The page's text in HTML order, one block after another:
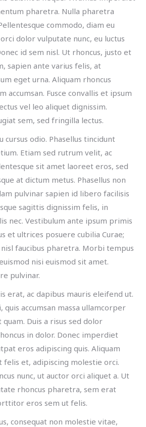
pharetra. Nulla pharetra
commodo, diam eu
dolor vulputate nunc, eu luctus
id sem nisl. Ut rhoncus, justo et
sapien ante varius felis, at
eget urna. Aliquam rhoncus
accumsan. Fusce convallis et ipsum
vel leo aliquet dignissim.
sem, sed fringilla lectus.
cursus odio. Phasellus tincidunt
Etiam sed rutrum velit, ac
sit amet laoreet eros, sed
at dictum metus. Phasellus non
pulvinar sapien id libero facilisis
sagittis dignissim felis, in
nec. Vestibulum ante ipsum primis
et ultrices posuere cubilia Curae;
faucibus pharetra. Morbi tempus
nisi euismod sit amet.
pulvinar.
erat, ac dapibus mauris eleifend ut.
quis accumsan massa ullamcorper
Duis a risus sed dolor
in dolor. Donec imperdiet
eros adipiscing quis. Aliquam
felis et, adipiscing molestie orci.
nunc, ut auctor orci aliquet a. Ut
rhoncus pharetra, sem erat
eros sem ut felis.
consequat non molestie vitae,